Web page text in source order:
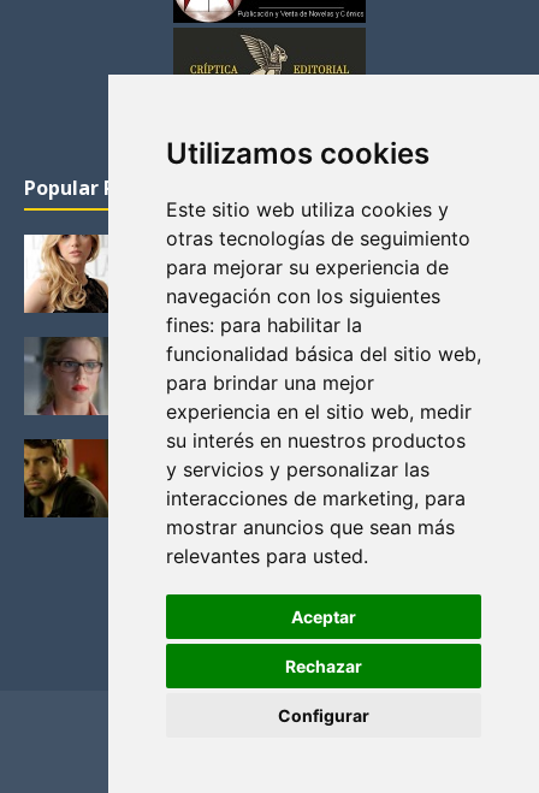
Utilizamos cookies
Este sitio web utiliza cookies y
otras tecnologías de seguimiento
para mejorar su experiencia de
navegación con los siguientes
fines: para habilitar la
funcionalidad básica del sitio web,
para brindar una mejor
experiencia en el sitio web, medir
su interés en nuestros productos
y servicios y personalizar las
interacciones de marketing, para
mostrar anuncios que sean más
relevantes para usted.
Aceptar
Rechazar
Configurar
Popular Posts
KATHERYN WINNICK: LA ACTRIZ MAS GUAPA DE
VIKINGOS
Junio 14, 2013
FELICITY (EMILY BETT RICKARDS), LAS FOTOS
MAS BONITAS DE LA ALIADA DE ARROW
Noviembre 30, 2013
BLACK MIRROR: TODA TU HISTORIA. EPISODIO 3.
LA CRITICA
Mayo 17, 2012
Privacidad y cookies
Contacto